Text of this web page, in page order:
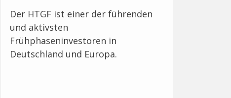
Der HTGF ist einer der führenden
und aktivsten
Frühphaseninvestoren in
Deutschland und Europa.